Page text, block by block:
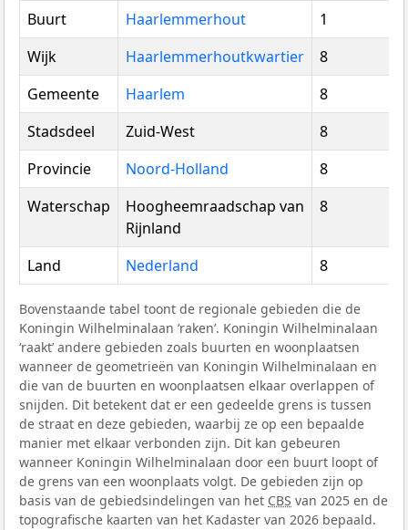
Buurt
Haarlemmerhout
1
Wijk
Haarlemmerhoutkwartier
8
Gemeente
Haarlem
8
Stadsdeel
Zuid-West
8
Provincie
Noord-Holland
8
Waterschap
Hoogheemraadschap van
Rijnland
8
Land Nederland 8
Bovenstaande tabel toont de regionale gebieden die de
Koningin Wilhelminalaan ‘raken’. Koningin Wilhelminalaan
‘raakt’ andere gebieden zoals buurten en woonplaatsen
wanneer de geometrieën van Koningin Wilhelminalaan en
die van de buurten en woonplaatsen elkaar overlappen of
snijden. Dit betekent dat er een gedeelde grens is tussen
de straat en deze gebieden, waarbij ze op een bepaalde
manier met elkaar verbonden zijn. Dit kan gebeuren
wanneer Koningin Wilhelminalaan door een buurt loopt of
de grens van een woonplaats volgt. De gebieden zijn op
basis van de gebiedsindelingen van het CBS van 2025 en de
topografische kaarten van het Kadaster van 2026 bepaald.